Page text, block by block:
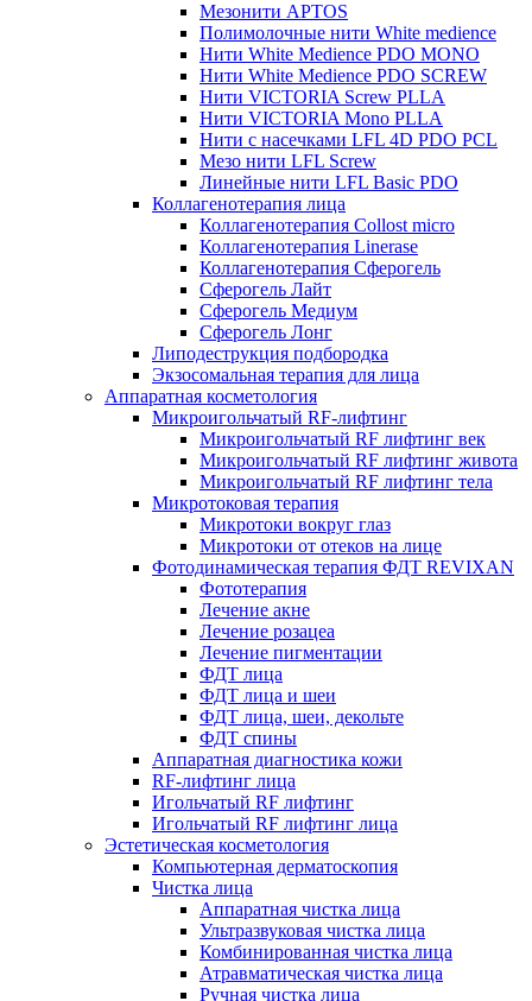
Мезонити APTOS
Полимолочные нити White medience
Нити White Medience PDO MONO
Нити White Medience PDO SCREW
Нити VICTORIA Screw PLLA
Нити VICTORIA Mono PLLA
Нити с насечками LFL 4D PDO PCL
Мезо нити LFL Screw
Линейные нити LFL Basic PDO
Коллагенотерапия лица
Коллагенотерапия Collost micro
Коллагенотерапия Linerase
Коллагенотерапия Сферогель
Сферогель Лайт
Сферогель Медиум
Сферогель Лонг
Липодеструкция подбородка
Экзосомальная терапия для лица
Аппаратная косметология
Микроигольчатый RF-лифтинг
Микроигольчатый RF лифтинг век
Микроигольчатый RF лифтинг живота
Микроигольчатый RF лифтинг тела
Микротоковая терапия
Микротоки вокруг глаз
Микротоки от отеков на лице
Фотодинамическая терапия ФДТ REVIXAN
Фототерапия
Лечение акне
Лечение розацеа
Лечение пигментации
ФДТ лица
ФДТ лица и шеи
ФДТ лица, шеи, декольте
ФДТ спины
Аппаратная диагностика кожи
RF-лифтинг лица
Игольчатый RF лифтинг
Игольчатый RF лифтинг лица
Эстетическая косметология
Компьютерная дерматоскопия
Чистка лица
Аппаратная чистка лица
Ультразвуковая чистка лица
Комбинированная чистка лица
Атравматическая чистка лица
Ручная чистка лица